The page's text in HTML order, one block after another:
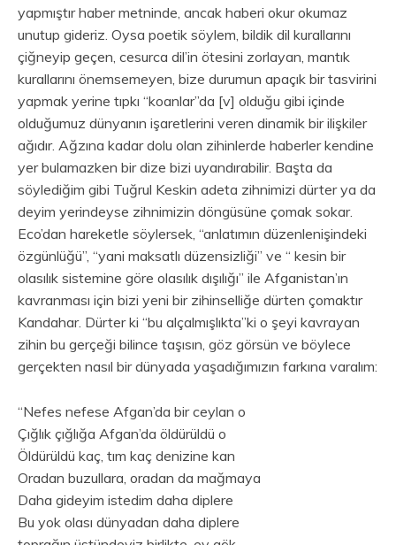
yapmıştır haber metninde, ancak haberi okur okumaz
unutup gideriz. Oysa poetik söylem, bildik dil kurallarını
çiğneyip geçen, cesurca dil’in ötesini zorlayan, mantık
kurallarını önemsemeyen, bize durumun apaçık bir tasvirini
yapmak yerine tıpkı “koanlar”da [v] olduğu gibi içinde
olduğumuz dünyanın işaretlerini veren dinamik bir ilişkiler
ağıdır. Ağzına kadar dolu olan zihinlerde haberler kendine
yer bulamazken bir dize bizi uyandırabilir. Başta da
söylediğim gibi Tuğrul Keskin adeta zihnimizi dürter ya da
deyim yerindeyse zihnimizin döngüsüne çomak sokar.
Eco’dan hareketle söylersek, “anlatımın düzenlenişindeki
özgünlüğü”, “yani maksatlı düzensizliği” ve “ kesin bir
olasılık sistemine göre olasılık dışılığı” ile Afganistan’ın
kavranması için bizi yeni bir zihinselliğe dürten çomaktır
Kandahar. Dürter ki “bu alçalmışlıkta”ki o şeyi kavrayan
zihin bu gerçeği bilince taşısın, göz görsün ve böylece
gerçekten nasıl bir dünyada yaşadığımızın farkına varalım:
“Nefes nefese Afgan’da bir ceylan o
Çığlık çığlığa Afgan’da öldürüldü o
Öldürüldü kaç, tım kaç denizine kan
Oradan buzullara, oradan da mağmaya
Daha gideyim istedim daha diplere
Bu yok olası dünyadan daha diplere